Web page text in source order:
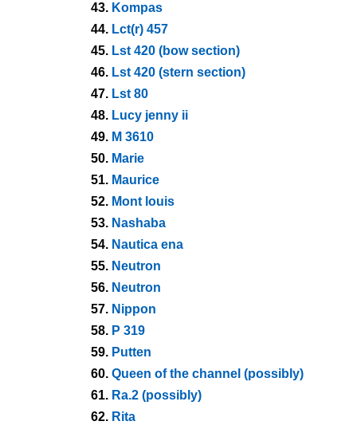
43. Kompas
44. Lct(r) 457
45. Lst 420 (bow section)
46. Lst 420 (stern section)
47. Lst 80
48. Lucy jenny ii
49. M 3610
50. Marie
51. Maurice
52. Mont louis
53. Nashaba
54. Nautica ena
55. Neutron
56. Neutron
57. Nippon
58. P 319
59. Putten
60. Queen of the channel (possibly)
61. Ra.2 (possibly)
62. Rita